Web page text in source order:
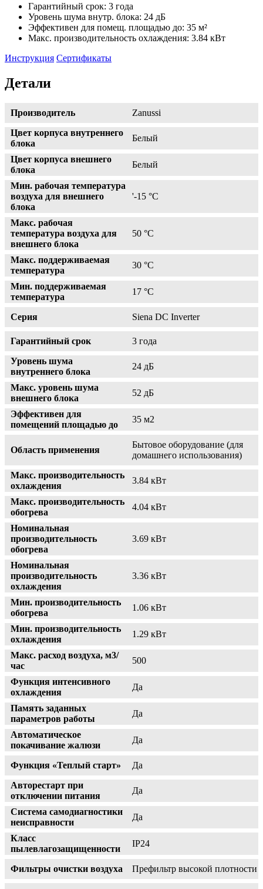
Гарантийный срок: 3 года
Уровень шума внутр. блока: 24 дБ
Эффективен для помещ. площадью до: 35 м²
Макс. производительность охлаждения: 3.84 кВт
Инструкция Сертификаты
Детали
Производитель
Zanussi
Цвет корпуса внутреннего
блока
Белый
Цвет корпуса внешнего
блока
Белый
Мин. рабочая температура
воздуха для внешнего
блока
'-15 °С
Макс. рабочая
температура воздуха для
внешнего блока
50 °С
Макс. поддерживаемая
температура
30 °С
Мин. поддерживаемая
температура
17 °С
Серия Siena DC Inverter
Гарантийный срок
3 года
Уровень шума
внутреннего блока
24 дБ
Макс. уровень шума
внешнего блока
52 дБ
Эффективен для
помещений площадью до
35 м2
Область применения
Бытовое оборудование (для
домашнего использования)
Макс. производительность
охлаждения
3.84 кВт
Макс. производительность
обогрева
4.04 кВт
Номинальная
производительность
обогрева
3.69 кВт
Номинальная
производительность
охлаждения
3.36 кВт
Мин. производительность
обогрева
1.06 кВт
Мин. производительность
охлаждения
1.29 кВт
Макс. расход воздуха, м3/
час
500
Функция интенсивного
охлаждения
Да
Память заданных
параметров работы
Да
Автоматическое
покачивание жалюзи
Да
Функция «Теплый старт»
Да
Авторестарт при
отключении питания
Да
Система самодиагностики
неисправности
Да
Класс
пылевлагозащищенности
IP24
Фильтры очистки воздуха Префильтр высокой плотности